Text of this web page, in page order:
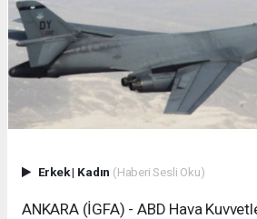
Erkek| Kadın (Haberi Sesli Oku)
ANKARA (İGFA) - ABD Hava